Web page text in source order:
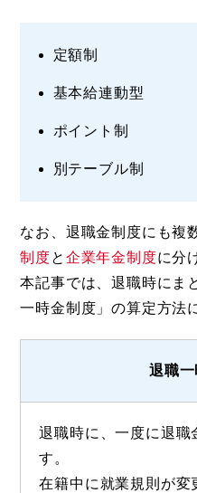
定額制
基本給連動型
ポイント制
別テーブル制
なお、退職金制度にも複
制度と 企業年金制度に分
本記事では、退職時にま
一時金制度」の算定方法
退職
退職時に、一度に退
す。
在籍中に就業規則が変